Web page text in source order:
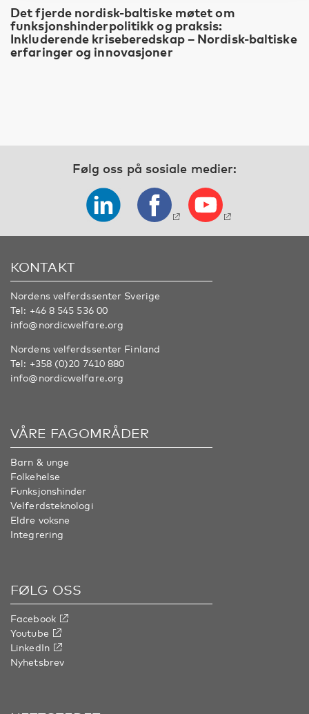
Det fjerde nordisk-baltiske møtet om
funksjonshinderpolitikk og praksis:
Inkluderende kriseberedskap – Nordisk-baltiske
erfaringer og innovasjoner
Følg oss på sosiale medier:
KONTAKT
Nordens velferdssenter Sverige
Tel: +46 8 545 536 00
info@nordicwelfare.org
Nordens velferdssenter Finland
Tel: +358 (0)20 7410 880
info@nordicwelfare.org
VÅRE FAGOMRÅDER
Barn & unge
Folkehelse
Funksjonshinder
Velferdsteknologi
Eldre voksne
Integrering
FØLG OSS
Facebook
Youtube
LinkedIn
Nyhetsbrev